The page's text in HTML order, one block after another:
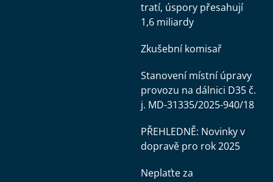
tratí, úspory přesahují
1,6 miliardy
Zkušební komisař
Stanovení místní úpravy
provozu na dálnici D35 č.
j. MD-31335/2025-940/18
PŘEHLEDNĚ: Novinky v
dopravě pro rok 2025
Neplaťte za